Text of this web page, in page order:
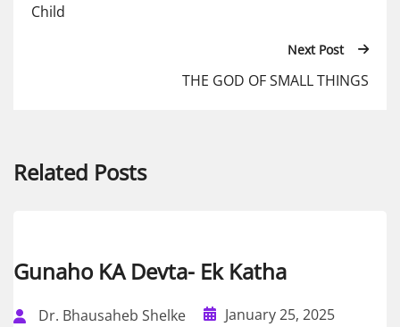
Child
Next Post
THE GOD OF SMALL THINGS
Related Posts
Gunaho KA Devta- Ek Katha
Dr. Bhausaheb Shelke
January 25, 2025